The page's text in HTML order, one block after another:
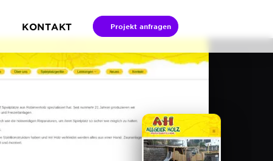
Untermenü Referenzen öffnen
KONTAKT Projekt anfragen